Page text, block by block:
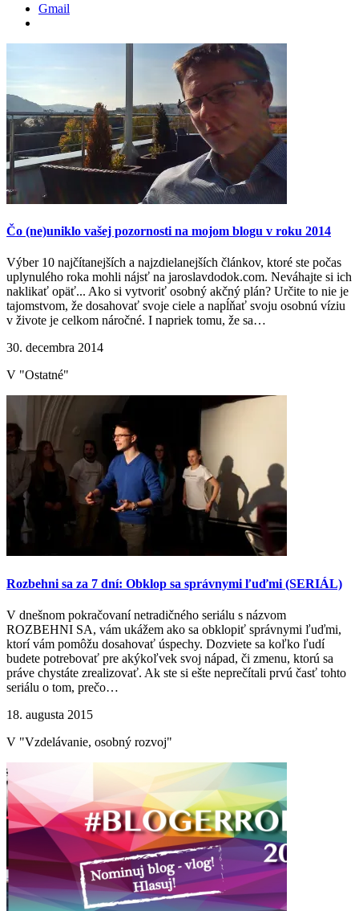
Gmail
Čo (ne)uniklo vašej pozornosti na mojom blogu v roku 2014
Výber 10 najčítanejších a najzdielanejších článkov, ktoré ste počas
uplynulého roka mohli nájsť na jaroslavdodok.com. Neváhajte si ich
naklikať opäť... Ako si vytvoriť osobný akčný plán? Určite to nie je
tajomstvom, že dosahovať svoje ciele a napĺňať svoju osobnú víziu
v živote je celkom náročné. I napriek tomu, že sa…
30. decembra 2014
V "Ostatné"
Rozbehni sa za 7 dní: Obklop sa správnymi ľuďmi (SERIÁL)
V dnešnom pokračovaní netradičného seriálu s názvom
ROZBEHNI SA, vám ukážem ako sa obklopiť správnymi ľuďmi,
ktorí vám pomôžu dosahovať úspechy. Dozviete sa koľko ľudí
budete potrebovať pre akýkoľvek svoj nápad, či zmenu, ktorú sa
práve chystáte zrealizovať. Ak ste si ešte neprečítali prvú časť tohto
seriálu o tom, prečo…
18. augusta 2015
V "Vzdelávanie, osobný rozvoj"